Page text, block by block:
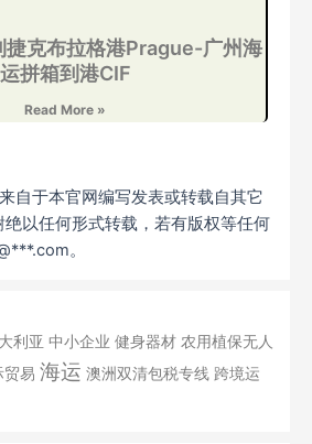
捷克布拉格港Prague-广州海
运拼箱到港CIF
Read More »
自于本官网编写发表或转载自其它
以任何形式转载，若有版权等任何
。
利亚 中小企业 健身器材 农用植保无人
贸易 海运 澳洲双清包税专线 跨境运